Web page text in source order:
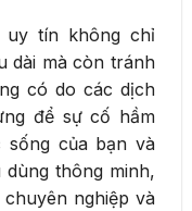
uy tín không chỉ
dài mà còn tránh
có do các dịch
để sự cố hầm
sống của bạn và
thông minh,
nghiệp và